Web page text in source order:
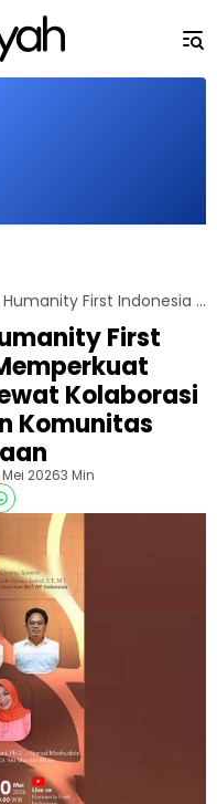
Global Telethon Humanity First Indonesia 2026: Memperkuat Ketahanan Pangan Lewat Kolaborasi Kemanusiaan dan Komunitas Keagamaan
First
Kolaborasi
Komunitas
Mei 20263 Min